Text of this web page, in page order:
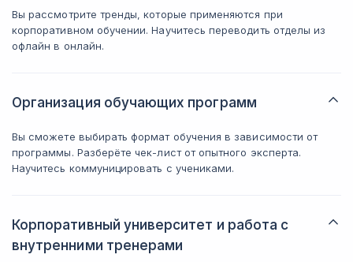
Вы рассмотрите тренды, которые применяются при
корпоративном обучении. Научитесь переводить отделы из
офлайн в онлайн.
Организация обучающих программ
Вы сможете выбирать формат обучения в зависимости от
программы. Разберёте чек-лист от опытного эксперта.
Научитесь коммуницировать с учениками.
Корпоративный университет и работа с
внутренними тренерами